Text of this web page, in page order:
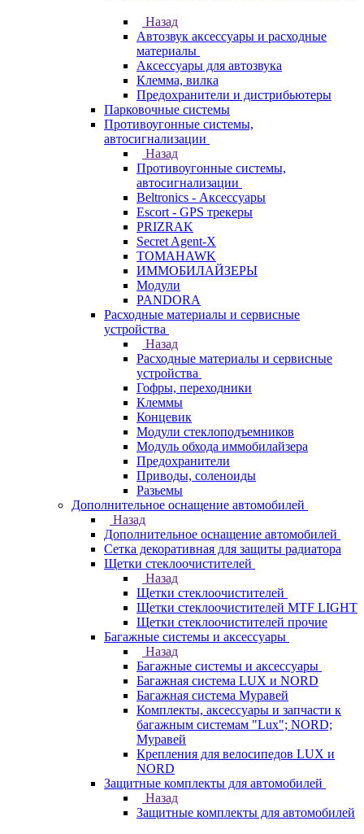
Назад
Автозвук аксессуары и расходные
материалы
Аксессуары для автозвука
Клемма, вилка
Предохранители и дистрибьютеры
Парковочные системы
Противоугонные системы,
автосигнализации
Назад
Противоугонные системы,
автосигнализации
Beltronics - Аксессуары
Escort - GPS трекеры
PRIZRAK
Secret Agent-X
TOMAHAWK
ИММОБИЛАЙЗЕРЫ
Модули
PANDORA
Расходные материалы и сервисные
устройства
Назад
Расходные материалы и сервисные
устройства
Гофры, переходники
Клеммы
Концевик
Модули стеклоподъемников
Модуль обхода иммобилайзера
Предохранители
Приводы, соленоиды
Разьемы
Дополнительное оснащение автомобилей
Назад
Дополнительное оснащение автомобилей
Сетка декоративная для защиты радиатора
Щетки стеклоочистителей
Назад
Щетки стеклоочистителей
Щетки стеклоочистителей MTF LIGHT
Щетки стеклоочистителей прочие
Багажные системы и аксессуары
Назад
Багажные системы и аксессуары
Багажная система LUX и NORD
Багажная система Муравей
Комплекты, аксессуары и запчасти к
багажным системам "Lux"; NORD;
Муравей
Крепления для велосипедов LUX и
NORD
Защитные комплекты для автомобилей
Назад
Защитные комплекты для автомобилей